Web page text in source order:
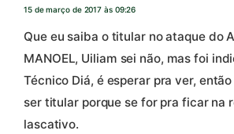
15 de março de 2017 às 09:26
Que eu saiba o titular no ataque do
MANOEL, Uiliam sei não, mas foi
Técnico Diá, é esperar pra ver,
ser titular porque se for pra ficar na
lascativo.